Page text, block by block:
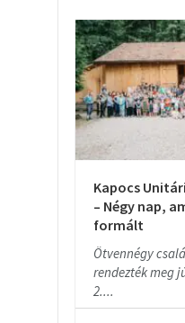
Kapocs
– Négy nap,
formált
Ötvennégy
rendezték meg
2....